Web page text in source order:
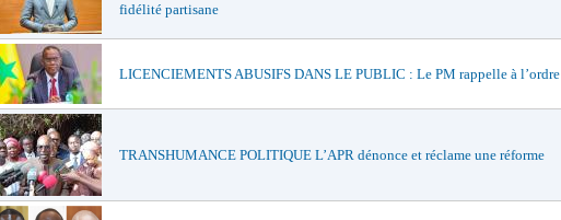
fidélité partisane
LICENCIEMENTS ABUSIFS DANS LE PUBLIC : Le PM rappelle à l’ordre
TRANSHUMANCE POLITIQUE L’APR dénonce et réclame une réforme